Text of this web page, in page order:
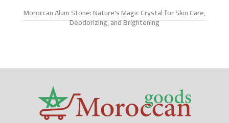
Moroccan Alum Stone: Nature's Magic Crystal for Skin Care,
Deodorizing, and Brightening